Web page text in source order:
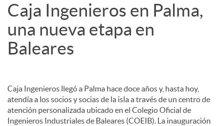
Caja Ingenieros en Palma,
una nueva etapa en
Baleares
Caja Ingenieros llegó a Palma hace doce años y, hasta hoy,
atendía a los socios y socias de la isla a través de un centro de
atención personalizada ubicado en el Colegio Oficial de
Ingenieros Industriales de Baleares (COEIB). La inauguración